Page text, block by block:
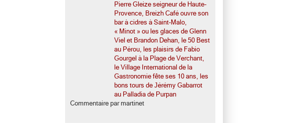
Pierre Gleize seigneur de Haute-
Provence, Breizh Café ouvre son
bar à cidres à Saint-Malo,
« Minot » ou les glaces de Glenn
Viel et Brandon Dehan, le 50 Best
au Pérou, les plaisirs de Fabio
Gourgel à la Plage de Verchant,
le Village International de la
Gastronomie fête ses 10 ans, les
bons tours de Jérémy Gabarrot
au Palladia de Purpan
Commentaire par martinet